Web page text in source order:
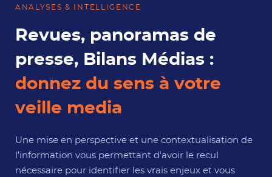
ANALYSES & INTELLIGENCE
Revues, panoramas de
presse, Bilans Médias :
donnez du sens à votre
veille media
Une mise en perspective et une contextualisation de
l'information vous permettant d'avoir le recul
nécessaire pour identifier les vrais enjeux et vous